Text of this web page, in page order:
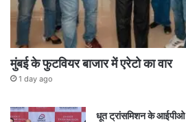
मुंबई के फुटवियर बाजार में एरेटो का वार
1 day ago
धूत ट्रांसमिशन के आईपीओ